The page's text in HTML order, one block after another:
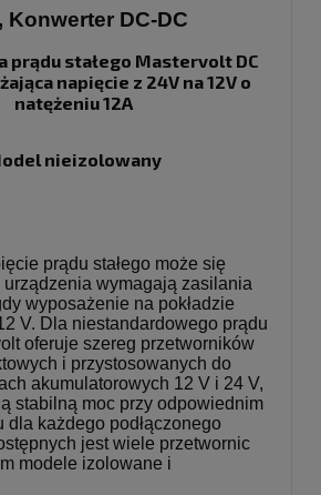
Konwerter DC-DC
prądu stałego Mastervolt DC
napięcie z 24V na 12V o
natężeniu 12A
nieizolowany
prądu stałego może się
urządzenia wymagają zasilania
wyposażenie na pokładzie
V. Dla niestandardowego prądu
oferuje szereg przetworników
i przystosowanych do
akumulatorowych 12 V i 24 V,
stabilną moc przy odpowiednim
dla każdego podłączonego
jest wiele przetwornic
modele izolowane i